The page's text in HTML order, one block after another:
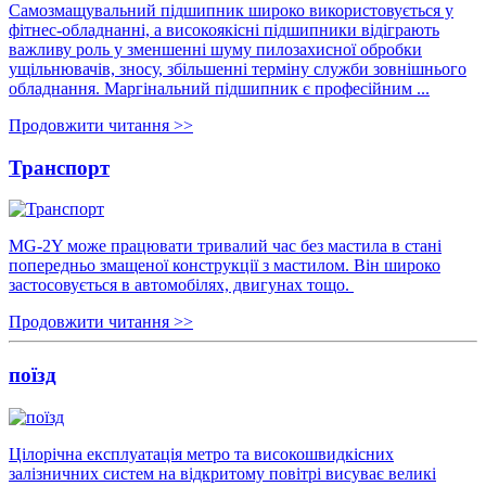
Самозмащувальний підшипник широко використовується у
фітнес-обладнанні, а високоякісні підшипники відіграють
важливу роль у зменшенні шуму пилозахисної обробки
ущільнювачів, зносу, збільшенні терміну служби зовнішнього
обладнання. Маргінальний підшипник є професійним ...
Продовжити читання >>
Транспорт
MG-2Y може працювати тривалий час без мастила в стані
попередньо змащеної конструкції з мастилом. Він широко
застосовується в автомобілях, двигунах тощо.
Продовжити читання >>
поїзд
Цілорічна експлуатація метро та високошвидкісних
залізничних систем на відкритому повітрі висуває великі